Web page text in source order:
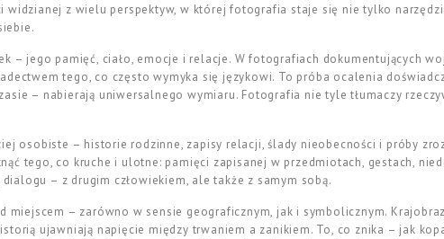
widzianej z wielu perspektyw, w której fotografia staje się nie tylko
– jego pamięć, ciało, emocje i relacje. W fotografiach dokumentujących
tego, co często wymyka się językowi. To próba ocalenia
– nabierają uniwersalnego wymiaru. Fotografia nie tyle tłumaczy
osobiste – historie rodzinne, zapisy relacji, ślady nieobecności i próby
tego, co kruche i ulotne: pamięci zapisanej w przedmiotach, gestach,
– z drugim człowiekiem, ale także z samym sobą.
miejscem – zarówno w sensie geograficznym, jak i symbolicznym.
ujawniają napięcie między trwaniem a zanikiem. To, co znika – jak